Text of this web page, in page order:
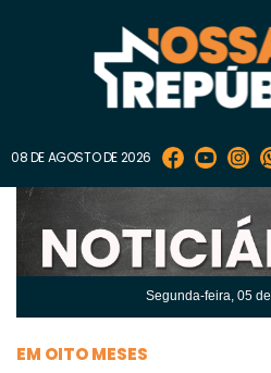
08 DE AGOSTO DE 2026
Segunda-feira, 05 de
EM OITO MESES